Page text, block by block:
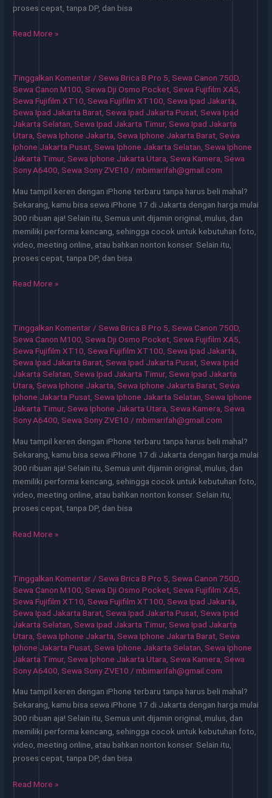
proses cepat, tanpa DP, dan bisa
Sewa
Solusi
Cepat
untuk
Kebutuhan
Digital
Read More »
Tinggalkan Komentar/ Sewa Brica B Pro 5, Sewa Canon 750D,
Sewa Canon M100, Sewa Dji Osmo Pocket, Sewa Fujifilm XA5,
Sewa Fujifilm XT10, Sewa Fujifilm XT100, Sewa Ipad Jakarta,
Sewa Ipad Jakarta Barat, Sewa Ipad Jakarta Pusat, Sewa Ipad
Jakarta Selatan, Sewa Ipad Jakarta Timur, Sewa Ipad Jakarta
Utara, Sewa Iphone Jakarta, Sewa Iphone Jakarta Barat, Sewa
Iphone Jakarta Pusat, Sewa Iphone Jakarta Selatan, Sewa Iphone
Jakarta Timur, Sewa Iphone Jakarta Utara, Sewa Kamera, Sewa
Sony A6400, Sewa Sony ZVE10 /mbimarifah@gmail.com
Mau tampil keren dengan iPhone terbaru tanpa harus beli mahal?
Sekarang, kamu bisa sewa iPhone 17 di Jakarta dengan harga mulai
300 ribuan aja! Selain itu, Semua unit dijamin original, mulus, dan
memiliki performa kencang, sehingga cocok untuk kebutuhan foto,
video, meeting online, atau bahkan nonton konser. Selain itu,
proses cepat, tanpa DP, dan bisa
Sewa
Layanan
Andal
untuk
Aktivitas
Modern
Read More »
Tinggalkan Komentar/ Sewa Brica B Pro 5, Sewa Canon 750D,
Sewa Canon M100, Sewa Dji Osmo Pocket, Sewa Fujifilm XA5,
Sewa Fujifilm XT10, Sewa Fujifilm XT100, Sewa Ipad Jakarta,
Sewa Ipad Jakarta Barat, Sewa Ipad Jakarta Pusat, Sewa Ipad
Jakarta Selatan, Sewa Ipad Jakarta Timur, Sewa Ipad Jakarta
Utara, Sewa Iphone Jakarta, Sewa Iphone Jakarta Barat, Sewa
Iphone Jakarta Pusat, Sewa Iphone Jakarta Selatan, Sewa Iphone
Jakarta Timur, Sewa Iphone Jakarta Utara, Sewa Kamera, Sewa
Sony A6400, Sewa Sony ZVE10 /mbimarifah@gmail.com
Mau tampil keren dengan iPhone terbaru tanpa harus beli mahal?
Sekarang, kamu bisa sewa iPhone 17 di Jakarta dengan harga mulai
300 ribuan aja! Selain itu, Semua unit dijamin original, mulus, dan
memiliki performa kencang, sehingga cocok untuk kebutuhan foto,
video, meeting online, atau bahkan nonton konser. Selain itu,
proses cepat, tanpa DP, dan bisa
Sewa
Cepat
untuk
Kebutuhan
Kerja
Read More »
Tinggalkan Komentar / Sewa Brica B Pro 5 Sewa Canon 750D
Sewa Canon M100 Sewa Dji Osmo Pocket Sewa Fujifilm XA5
Sewa Fujifilm XT10 Sewa Fujifilm XT100 Sewa Ipad Jakarta
Sewa Ipad Jakarta Barat Sewa Ipad Jakarta Pusat Sewa Ipad
Jakarta Selatan Sewa Ipad Jakarta Timur, Sewa Ipad Jakarta
Utara Sewa Iphone Jakarta Sewa Iphone Jakarta Barat Sewa
Iphone Jakarta Pusat Sewa Iphone Jakarta Selatan Sewa Iphone
Jakarta Timur, Sewa Iphone Jakarta Utara Sewa Kamera Sewa
Sony A6400 Sewa Sony ZVE10 /mbimarifah@gmail.com
Mau tampil keren dengan iPhone terbaru tanpa harus beli mahal?
Sekarang, kamu bisa sewa iPhone 17 di Jakarta dengan harga mulai
300 ribuan aja! Selain itu, Semua unit dijamin original, mulus, dan
memiliki performa kencang, sehingga cocok untuk kebutuhan foto,
video, meeting online, atau bahkan nonton konser. Selain itu,
proses cepat, tanpa DP, dan bisa
Sewa
Read More »